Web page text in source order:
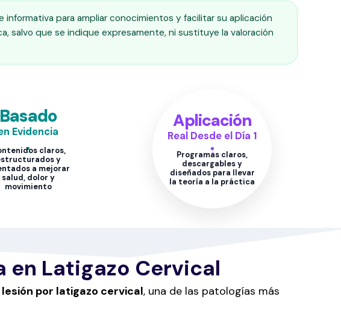
informativa para ampliar conocimientos y facilitar su aplicación
salvo que se indique expresamente, ni sustituye la valoración
Basado
Evidencia
claros,
y
a mejorar
salud, dolor y
movimiento
Aplicación
Real Desde el Día 1
Programas claros,
descargables y
diseñados para llevar
la teoría a la práctica
en Latigazo Cervical
por latigazo cervical, una de las patologías más